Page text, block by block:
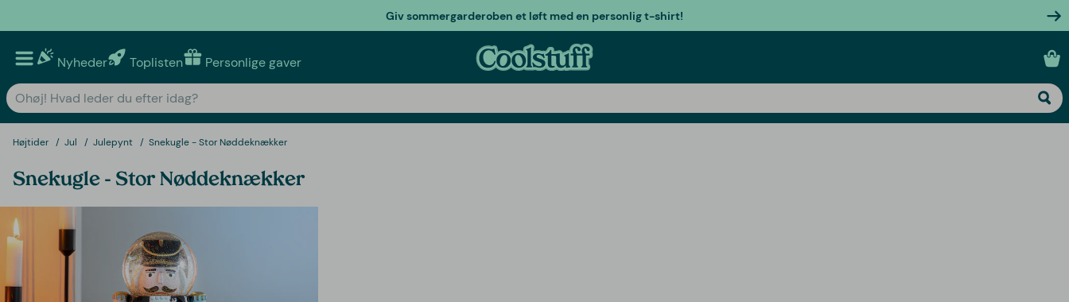
Giv sommergarderoben et løft med en personlig t-shirt!
Nyheder Toplisten Personlige gaver
Højtider Jul Julepynt Snekugle - Stor Nøddeknækker
Snekugle - Stor Nøddeknækker